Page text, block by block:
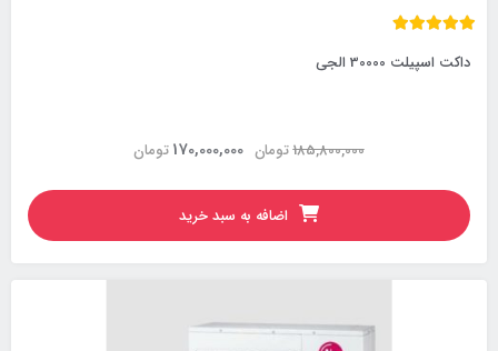
داکت اسپیلت 30000 الجی
تومان185,800,000 تومان170,000,000
اضافه به سبد خرید